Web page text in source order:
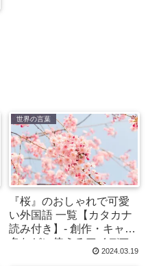
世界の言葉
『桜』のおしゃれで可愛
い外国語 一覧【カタカナ
読み付き】- 創作・キャラ
名などに使えるアイデア
2024.03.19